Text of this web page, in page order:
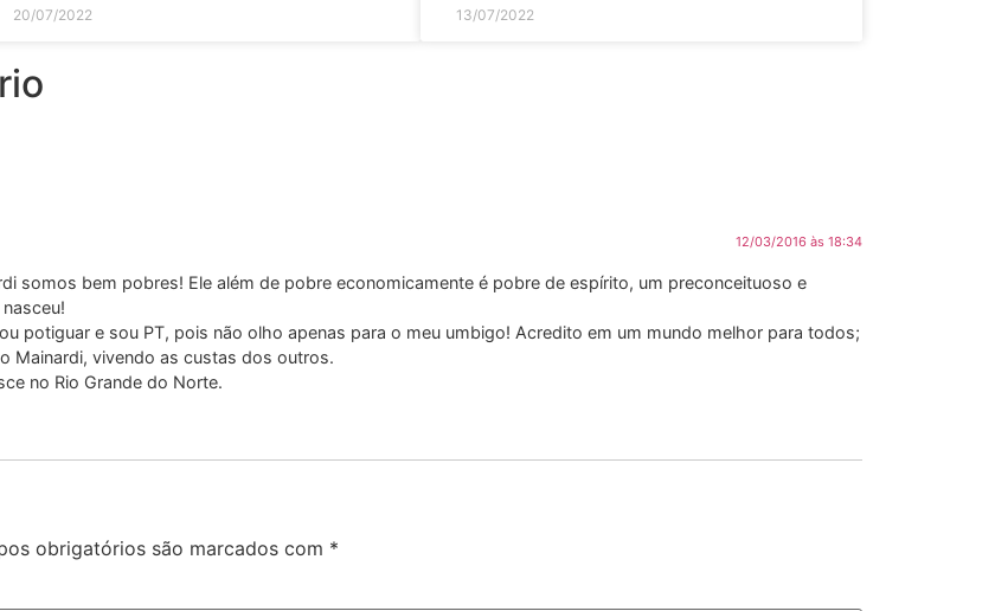
20/07/2022 13/07/2022
12/03/2016 às 18:34
somos bem pobres! Ele além de pobre economicamente é pobre de espírito, um preconceituoso e
potiguar e sou PT, pois não olho apenas para o meu umbigo! Acredito em um mundo melhor para todos;
Mainardi, vivendo as custas dos outros.
no Rio Grande do Norte.
obrigatórios são marcados com *